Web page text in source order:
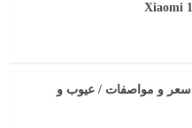
Xiaomi Redmi Note 15 سعر و مواصفات / عيوب و